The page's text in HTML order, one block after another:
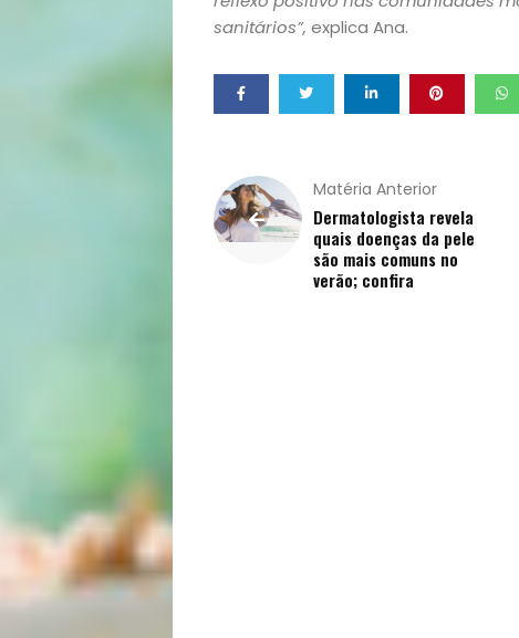
sanitários”, explica Ana.
Matéria Anterior
Dermatologista revela
quais doenças da pele
são mais comuns no
verão; confira